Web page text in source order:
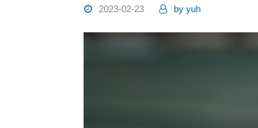
2023-02-23 by yuh